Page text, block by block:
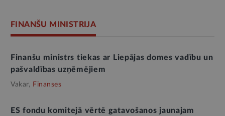
FINANŠU MINISTRIJA
Finanšu ministrs tiekas ar Liepājas domes vadību un
pašvaldības uzņēmējiem
Vakar, Finanses
ES fondu komitejā vērtē gatavošanos jaunajam